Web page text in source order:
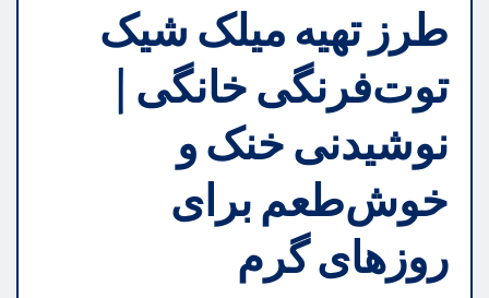
طرز تهیه میلک شیک
توت‌فرنگی خانگی |
نوشیدنی خنک و
خوش‌طعم برای
روزهای گرم